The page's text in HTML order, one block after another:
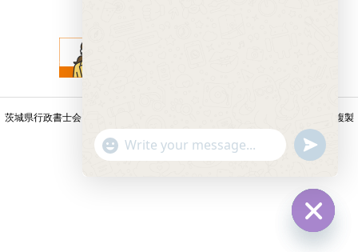
タイトル
茨城県行政書士会 第17110027号 © 2026 HP国際行政書士事務所 無断転載・複製
"+chaty_settings.lang.emoji_picker+"
WhatsApp
Message
undefined